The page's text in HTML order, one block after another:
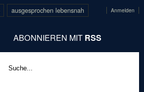
Anmelden
ausgesprochen lebensnah
ABONNIEREN MIT RSS